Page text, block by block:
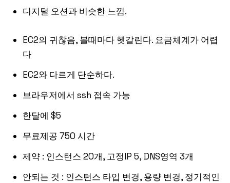
디지털 오션과 비슷한 느낌.
EC2의 귀찮음, 볼때마다 헷갈린다. 요금체계가 어렵
다
EC2와 다르게 단순하다.
브라우저에서 ssh 접속 가능
한달에 $5
무료제공 750 시간
제약 : 인스턴스 20개, 고정IP 5, DNS영역 3개
안되는 것 : 인스턴스 타입 변경, 용량 변경, 정기적인